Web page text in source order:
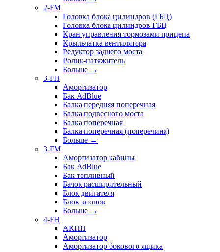
2-FM
Головка блока цилиндров (ГБЦ)
Головка блока цилиндров ГБЦ
Кран управления тормозами прицепа
Крыльчатка вентилятора
Редуктор заднего моста
Ролик-натяжитель
Больше →
3-FH
Амортизатор
Бак AdBlue
Балка передняя поперечная
Балка подвесного моста
Балка поперечная
Балка поперечная (поперечина)
Больше →
3-FM
Амортизатор кабины
Бак AdBlue
Бак топливный
Бачок расширительный
Блок двигателя
Блок кнопок
Больше →
4-FH
АКПП
Амортизатор
Амортизатор бокового ящика